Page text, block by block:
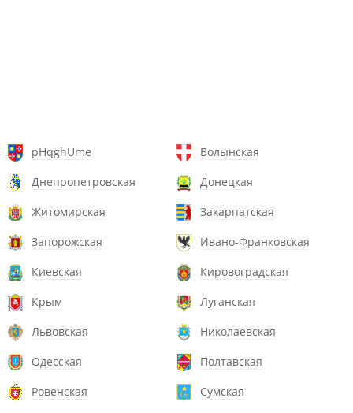
pHqghUme
Волынская
Днепропетровская
Донецкая
Житомирская
Закарпатская
Запорожская
Ивано-Франковская
Киевская
Кировоградская
Крым
Луганская
Львовская
Николаевская
Одесская
Полтавская
Ровенская
Сумская